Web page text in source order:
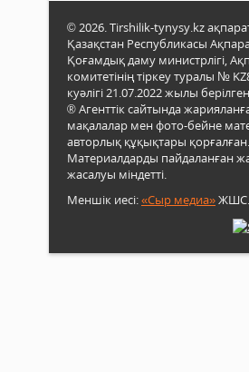
© 2026. Tirshilik-tynysy.kz
Қазақстан Республикасы
Қоғамдық даму министрлігі,
комитетінің тіркеу туралы №
куәлігі 21.07.2022 жылы
® Агенттік сайтында
мақалалар мен фото-бейне
авторлық құқықтары қорғалған.
Материалдарды пайдаланған
жасалуы міндетті.
Меншік иесі:«Сыр медиа»ЖШС.